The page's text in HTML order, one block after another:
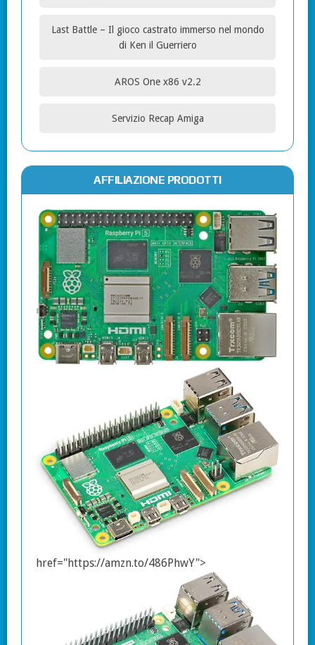
Last Battle – Il gioco castrato immerso nel mondo
di Ken il Guerriero
AROS One x86 v2.2
Servizio Recap Amiga
AFFILIAZIONE PRODOTTI
href="https://amzn.to/486PhwY">